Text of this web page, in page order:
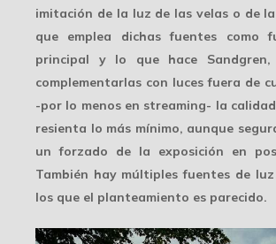
imitación de la luz de las velas o de
que emplea dichas fuentes como
principal y lo que hace
complementarlas con luces fuera de
-por lo menos en streaming- la
resienta lo más mínimo, aunque
un forzado de la exposición en
También hay múltiples fuentes de
los que el planteamiento es parecido.